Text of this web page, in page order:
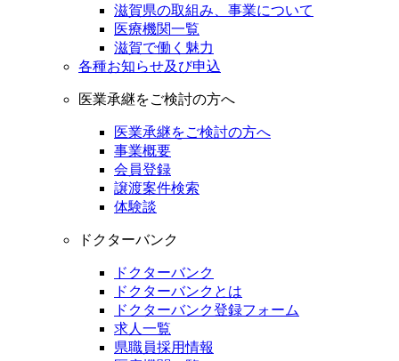
滋賀県の取組み、事業について
医療機関一覧
滋賀で働く魅力
各種お知らせ及び申込
医業承継をご検討の方へ
医業承継をご検討の方へ
事業概要
会員登録
譲渡案件検索
体験談
ドクターバンク
ドクターバンク
ドクターバンクとは
ドクターバンク登録フォーム
求人一覧
県職員採用情報